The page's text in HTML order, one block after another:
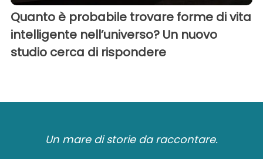
Quanto è probabile trovare forme di vita
intelligente nell’universo? Un nuovo
studio cerca di rispondere
Un mare di storie da raccontare.